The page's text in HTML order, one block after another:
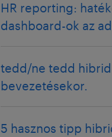
HR reporting:
dashboard-ok az
tedd/ne tedd
bevezetésekor.
5 hasznos tipp